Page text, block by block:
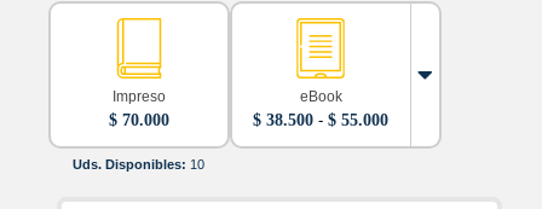
Impreso
$70.000
Uds. Disponibles: 10
eBook
$ 38.500 - $ 55.000Rango